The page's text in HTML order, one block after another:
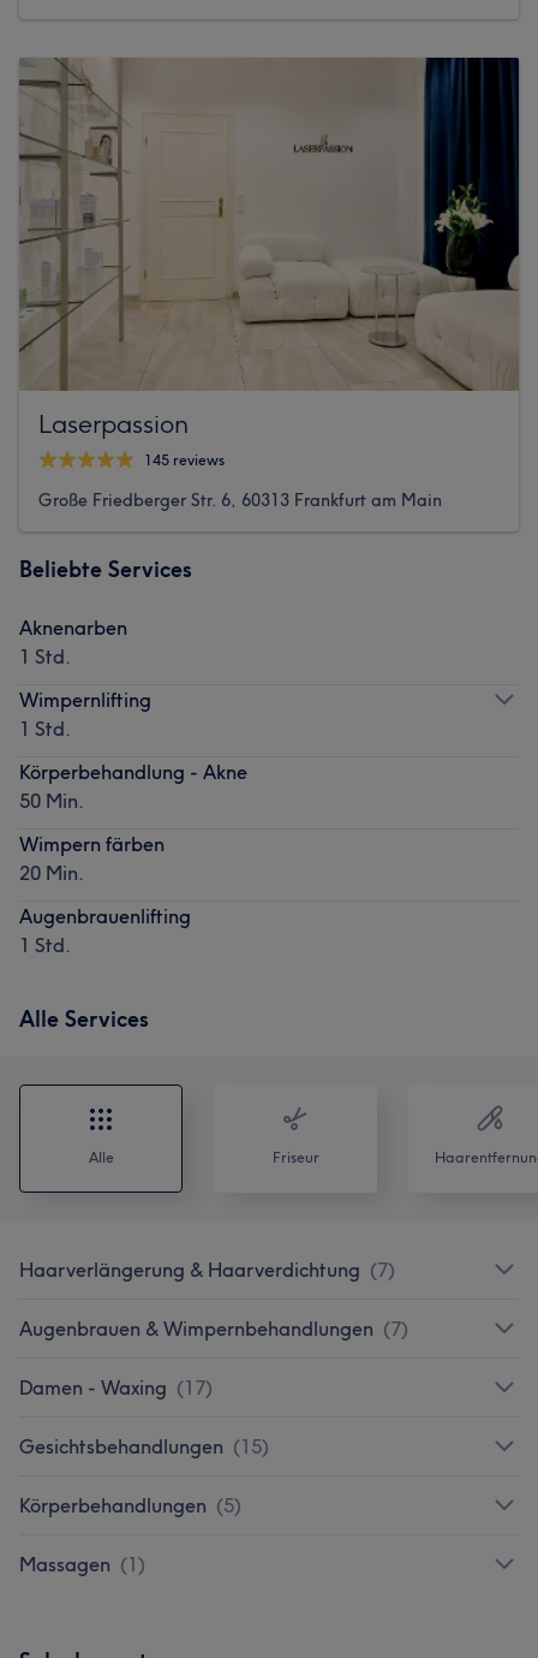
Laserpassion
145 reviews
Große Friedberger Str. 6, 60313 Frankfurt am Main
Beliebte Services
Aknenarben
1 Std.
Wimpernlifting
1 Std.
Körperbehandlung - Akne
50 Min.
Wimpern färben
20 Min.
Augenbrauenlifting
1 Std.
Alle Services
Alle Friseur
Haarverlängerung & Haarverdichtung (7)
Augenbrauen & Wimpernbehandlungen (7)
Damen - Waxing (17)
Gesichtsbehandlungen (15)
Körperbehandlungen (5)
Massagen (1)